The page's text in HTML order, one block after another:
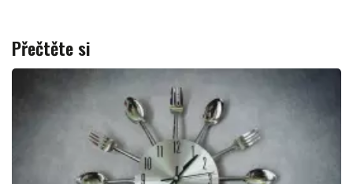
Přečtěte si